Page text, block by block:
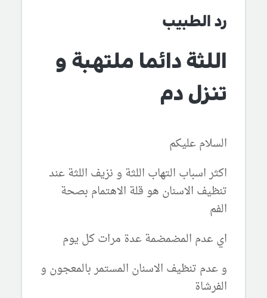
رد الطبيب
اللثة دائما ملتهبة و
تنزل دم
السلام عليكم
اكثر اسباب التهاب اللثة و نزيف اللثة عند
تنظيف الاسنان هو قلة الاهتمام بصحة
الفم
اي عدم المضمضمة عدة مرات كل يوم
و عدم تنظيف الاسنان المستمر بالمعجون و
الفرشاة